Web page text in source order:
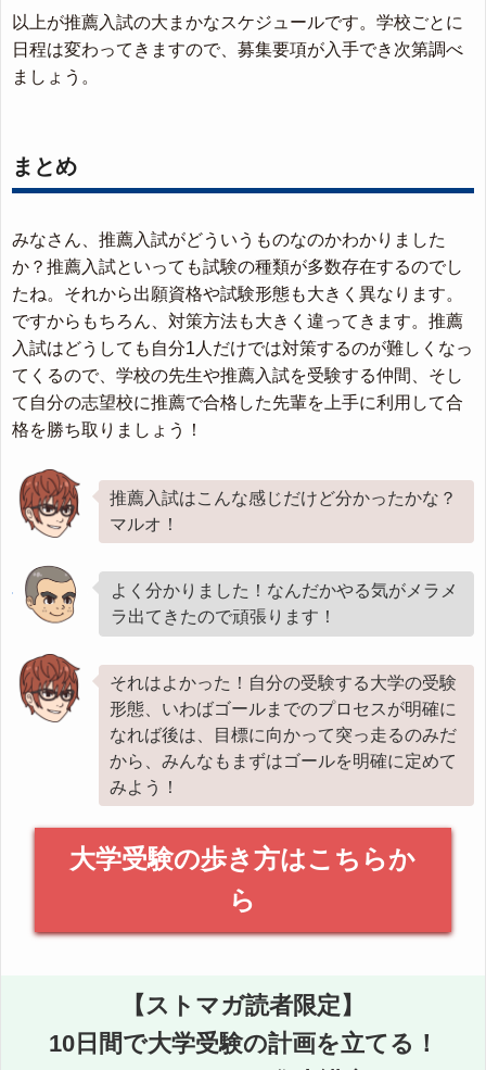
以上が推薦入試の大まかなスケジュールです。学校ごとに
日程は変わってきますので、募集要項が入手でき次第調べ
ましょう。
まとめ
みなさん、推薦入試がどういうものなのかわかりました
か？推薦入試といっても試験の種類が多数存在するのでし
たね。それから出願資格や試験形態も大きく異なります。
ですからもちろん、対策方法も大きく違ってきます。推薦
入試はどうしても自分1人だけでは対策するのが難しくなっ
てくるので、学校の先生や推薦入試を受験する仲間、そし
て自分の志望校に推薦で合格した先輩を上手に利用して合
格を勝ち取りましょう！
推薦入試はこんな感じだけど分かったかな？
マルオ！
よく分かりました！なんだかやる気がメラメ
ラ出てきたので頑張ります！
それはよかった！自分の受験する大学の受験
形態、いわばゴールまでのプロセスが明確に
なれば後は、目標に向かって突っ走るのみだ
から、みんなもまずはゴールを明確に定めて
みよう！
大学受験の歩き方はこちらか
ら
【ストマガ読者限定】
10日間で大学受験の計画を立てる！